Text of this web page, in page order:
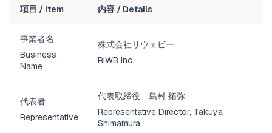
項目 / Item 内容 / Details
事業者名
Business
Name
株式会社リウェビー
RIWB Inc.
代表者
Representative
代表取締役 島村 拓弥
Representative Director, Takuya
Shimamura